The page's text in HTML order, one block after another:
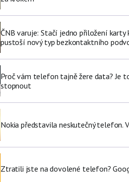
ČNB varuje: Stačí jedno přiložení karty
pustoší nový typ bezkontaktního
Proč vám telefon tajně žere data? Je
stopnout
Nokia představila neskutečný telefon.
Ztratili jste na dovolené telefon?